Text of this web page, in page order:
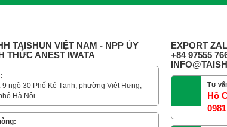
TAISHUN VIỆT NAM - NPP ỦY
THỨC ANEST IWATA
ngõ 30 Phố Kẻ Tạnh, phường Việt Hưng,
Hà Nội
EXPORT
+84 97555
Tư
Hồ